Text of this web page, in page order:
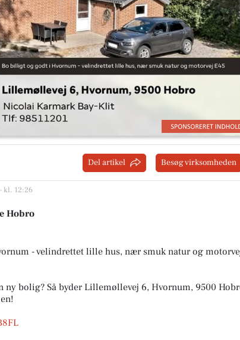
Del artikel Besøg virksomheden
kl. 12:26
Hobro
- velindrettet lille hus, nær smuk natur og
ny bolig? Så byder Lillemøllevej 6, Hvornum, 9500
hvorfor du ikke kan
denne Mitsubishi
Vi forstår godt hvorfor du ikke